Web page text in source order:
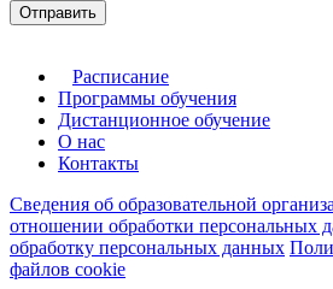
Отправить
Расписание
Программы обучения
Дистанционное обучение
О нас
Контакты
Сведения об образовательной
отношении обработки персональных
обработку персональных данных
файлов cookie